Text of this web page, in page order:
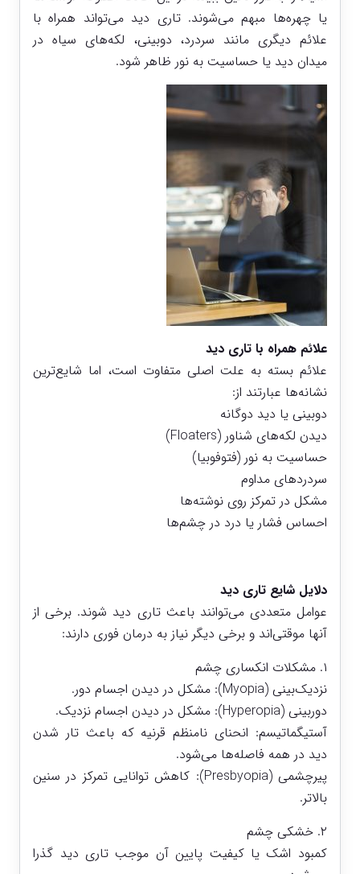
یا چهره‌ها مبهم می‌شوند. تاری دید می‌تواند همراه با
علائم دیگری مانند سردرد، دوبینی، لکه‌های سیاه در
میدان دید یا حساسیت به نور ظاهر شود.
علائم همراه با تاری دید
علائم بسته به علت اصلی متفاوت است، اما شایع‌ترین
نشانه‌ها عبارتند از:
دوبینی یا دید دوگانه
دیدن لکه‌های شناور (Floaters)
حساسیت به نور (فتوفوبیا)
سردردهای مداوم
مشکل در تمرکز روی نوشته‌ها
احساس فشار یا درد در چشم‌ها
دلایل شایع تاری دید
عوامل متعددی می‌توانند باعث تاری دید شوند. برخی از
آنها موقتی‌اند و برخی دیگر نیاز به درمان فوری دارند:
۱. مشکلات انکساری چشم
نزدیک‌بینی (Myopia): مشکل در دیدن اجسام دور.
دوربینی (Hyperopia): مشکل در دیدن اجسام نزدیک.
آستیگماتیسم: انحنای نامنظم قرنیه که باعث تار شدن
دید در همه فاصله‌ها می‌شود.
پیرچشمی (Presbyopia): کاهش توانایی تمرکز در سنین
بالاتر.
۲. خشکی چشم
کمبود اشک یا کیفیت پایین آن موجب تاری دید گذرا